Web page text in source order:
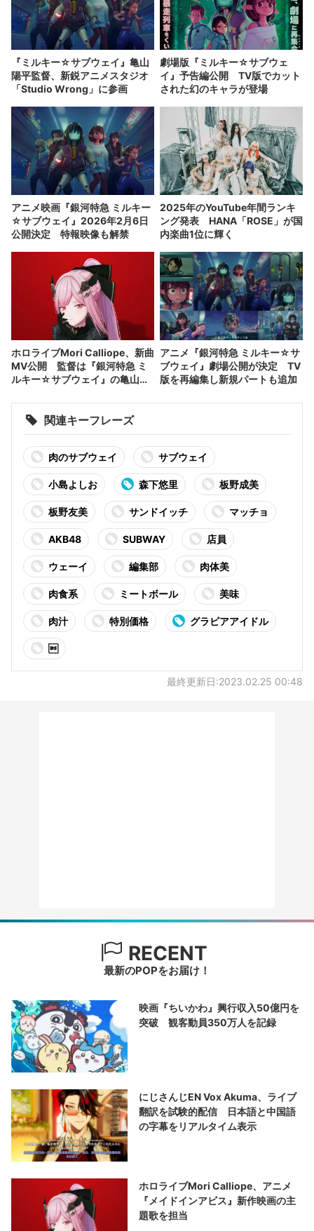
『ミルキー☆サブウェイ』亀山
陽平監督、新鋭アニメスタジオ
「Studio Wrong」に参画
劇場版『ミルキー☆サブウェ
イ』予告編公開 TV版でカット
された幻のキャラが登場
アニメ映画『銀河特急 ミルキー
☆サブウェイ』2026年2月6日
公開決定 特報映像も解禁
2025年のYouTube年間ランキ
ング発表 HANA「ROSE」が国
内楽曲1位に輝く
ホロライブMori Calliope、新曲
MV公開 監督は『銀河特急 ミ
ルキー☆サブウェイ』の亀山陽
アニメ『銀河特急 ミルキー☆サ
ブウェイ』劇場公開が決定 TV
版を再編集し新規パートも追加
関連キーフレーズ
肉のサブウェイ サブウェイ
小島よしお 森下悠里 板野成美
板野友美 サンドイッチ マッチョ
AKB48 SUBWAY 店員
ウェーイ 編集部 肉体美
肉食系 ミートボール 美味
肉汁 特別価格 グラビアアイドル

最終更新日:2023.02.25 00:48
RECENT
最新のPOPをお届け！
映画『ちいかわ』興行収入50億円を
突破 観客動員350万人を記録
にじさんじEN Vox Akuma、ライブ
翻訳を試験的配信 日本語と中国語
の字幕をリアルタイム表示
ホロライブMori Calliope、アニメ
『メイドインアビス』新作映画の主
題歌を担当